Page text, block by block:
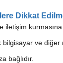
Dikkat
iletişim
bilgisayar ve
bağlıdır.